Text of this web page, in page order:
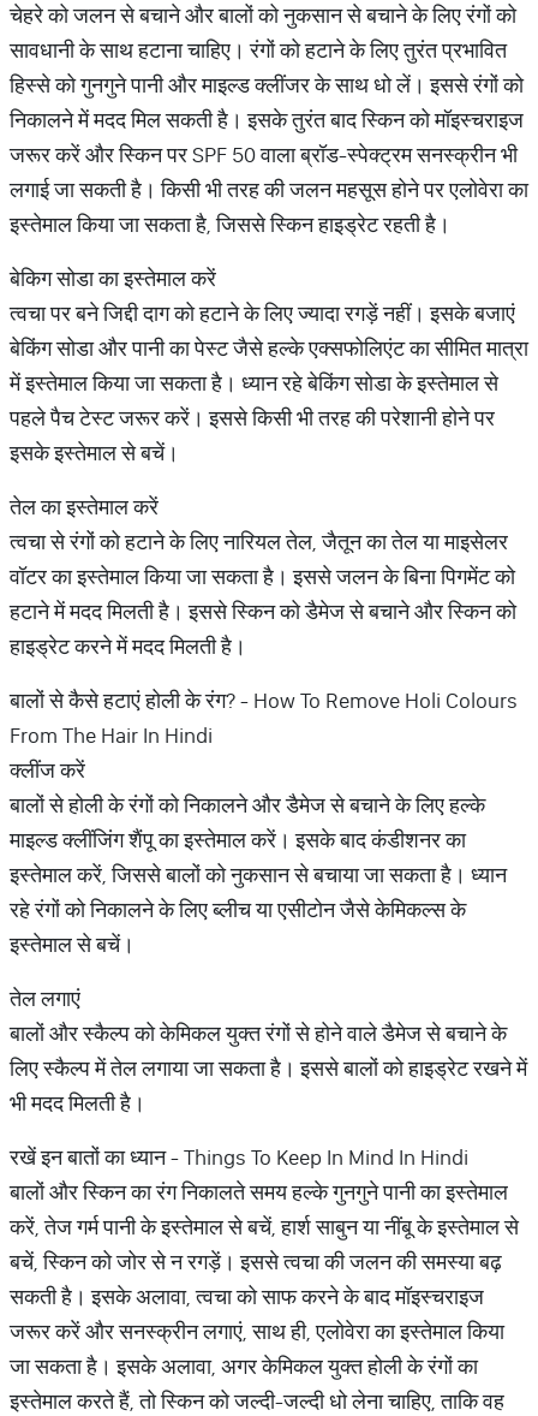
चेहरे को जलन से बचाने और बालों को नुकसान से बचाने के लिए रंगों को
सावधानी के साथ हटाना चाहिए। रंगों को हटाने के लिए तुरंत प्रभावित
हिस्से को गुनगुने पानी और माइल्ड क्लींजर के साथ धो लें। इससे रंगों को
निकालने में मदद मिल सकती है। इसके तुरंत बाद स्किन को मॉइस्चराइज
जरूर करें और स्किन पर SPF 50 वाला ब्रॉड-स्पेक्ट्रम सनस्क्रीन भी
लगाई जा सकती है। किसी भी तरह की जलन महसूस होने पर एलोवेरा का
इस्तेमाल किया जा सकता है, जिससे स्किन हाइड्रेट रहती है।
बेकिग सोडा का इस्तेमाल करें
त्वचा पर बने जिद्दी दाग को हटाने के लिए ज्यादा रगड़ें नहीं। इसके बजाएं
बेकिंग सोडा और पानी का पेस्ट जैसे हल्के एक्सफोलिएंट का सीमित मात्रा
में इस्तेमाल किया जा सकता है। ध्यान रहे बेकिंग सोडा के इस्तेमाल से
पहले पैच टेस्ट जरूर करें। इससे किसी भी तरह की परेशानी होने पर
इसके इस्तेमाल से बचें।
तेल का इस्तेमाल करें
त्वचा से रंगों को हटाने के लिए नारियल तेल, जैतून का तेल या माइसेलर
वॉटर का इस्तेमाल किया जा सकता है। इससे जलन के बिना पिगमेंट को
हटाने में मदद मिलती है। इससे स्किन को डैमेज से बचाने और स्किन को
हाइड्रेट करने में मदद मिलती है।
बालों से कैसे हटाएं होली के रंग? - How To Remove Holi Colours
From The Hair In Hindi
क्लींज करें
बालों से होली के रंगों को निकालने और डैमेज से बचाने के लिए हल्के
माइल्ड क्लींजिंग शैंपू का इस्तेमाल करें। इसके बाद कंडीशनर का
इस्तेमाल करें, जिससे बालों को नुकसान से बचाया जा सकता है। ध्यान
रहे रंगों को निकालने के लिए ब्लीच या एसीटोन जैसे केमिकल्स के
इस्तेमाल से बचें।
तेल लगाएं
बालों और स्कैल्प को केमिकल युक्त रंगों से होने वाले डैमेज से बचाने के
लिए स्कैल्प में तेल लगाया जा सकता है। इससे बालों को हाइड्रेट रखने में
भी मदद मिलती है।
रखें इन बातों का ध्यान - Things To Keep In Mind In Hindi
बालों और स्किन का रंग निकालते समय हल्के गुनगुने पानी का इस्तेमाल
करें, तेज गर्म पानी के इस्तेमाल से बचें, हार्श साबुन या नींबू के इस्तेमाल से
बचें, स्किन को जोर से न रगड़ें। इससे त्वचा की जलन की समस्या बढ़
सकती है। इसके अलावा, त्वचा को साफ करने के बाद मॉइस्चराइज
जरूर करें और सनस्क्रीन लगाएं, साथ ही, एलोवेरा का इस्तेमाल किया
जा सकता है। इसके अलावा, अगर केमिकल युक्त होली के रंगों का
इस्तेमाल करते हैं, तो स्किन को जल्दी-जल्दी धो लेना चाहिए, ताकि वह